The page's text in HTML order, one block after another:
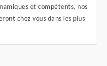
et compétents, nos
chez vous dans les plus